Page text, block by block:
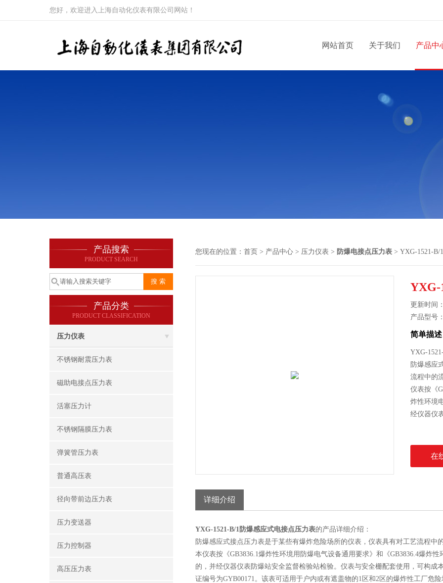
您好，欢迎进入上海自动化仪表有限公司网站！
网站首页 关于我们 产品中
产品搜索
PRODUCT SEARCH
产品分类
PRODUCT CLASSIFICATION
压力仪表
不锈钢耐震压力表
磁助电接点压力表
活塞压力计
不锈钢隔膜压力表
弹簧管压力表
普通高压表
径向带前边压力表
压力变送器
压力控制器
高压压力表
您现在的位置： 首页 > 产品中心 > 压力仪表 > 防爆电接点压力表 > YXG-1521-B/
YXG-
更新时间
产品型号
简单描述
YXG-
防爆感应
流程中的
仪表按《
炸性环境
经仪器仪
在
详细介绍
YXG-1521-B/1防爆感应式电接点压力表的产品详细介绍：
防爆感应式接点压力表是于某些有爆炸危险场所的仪表，仪表具有对工艺流程
本仪表按《GB3836.1爆炸性环境用防爆电气设备通用要求》和《GB3836.4爆炸
的，并经仪器仪表防爆站安全监督检验站检验。仪表与安全栅配套使用，可构成
证编号为GYB00171。该表可适用于户内或有遮盖物的1区和2区的爆炸性工厂危